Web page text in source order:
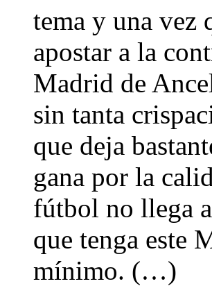
tema y una vez
apostar a la
Madrid de
sin tanta
que deja
gana por la
fútbol no llega
que tenga este
mínimo. (…)